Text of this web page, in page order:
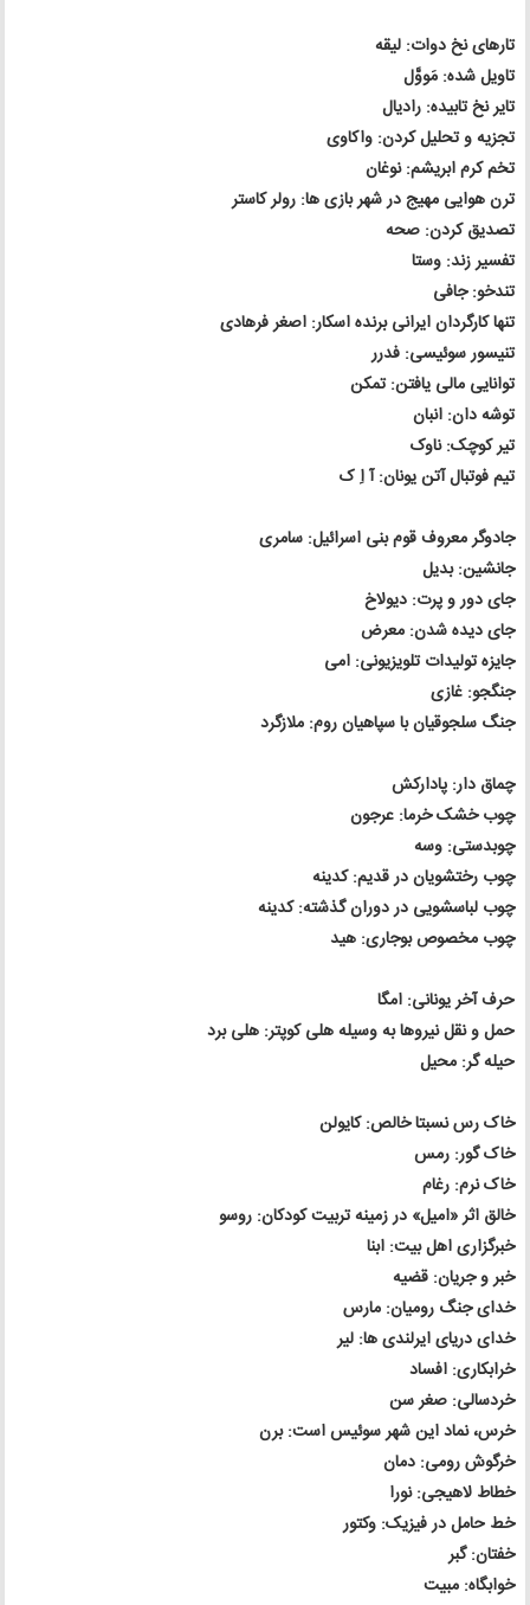
تارهای نخ دوات: لیقه
تاویل شده: مَووَّل
تایر نخ تابیده: رادیال
تجزیه و تحلیل کردن: واکاوی
تخم کرم ابریشم: نوغان
ترن هوایی مهیج در شهر بازی ها: رولر کاستر
تصدیق کردن: صحه
تفسیر زند: وستا
تندخو: جافی
تنها کارگردان ایرانی برنده اسکار: اصغر فرهادی
تنیسور سوئیسی: فدرر
توانایی مالی یافتن: تمکن
توشه دان: انبان
تیر کوچک: ناوک
تیم فوتبال آتن یونان: آ اِ ک
جادوگر معروف قوم بنی اسرائیل: سامری
جانشین: بدیل
جای دور و پرت: دیولاخ
جای دیده شدن: معرض
جایزه تولیدات تلویزیونی: امی
جنگجو: غازی
جنگ سلجوقیان با سپاهیان روم: ملازگرد
چماق دار: پادارکش
چوب خشک خرما: عرجون
چوبدستی: وسه
چوب رختشویان در قدیم: کدینه
چوب لباسشویی در دوران گذشته: کدینه
چوب مخصوص بوجاری: هید
حرف آخر یونانی: امگا
حمل و نقل نیروها به وسیله هلی کوپتر: هلی برد
حیله گر: محیل
خاک رس نسبتا خالص: کایولن
خاک گور: رمس
خاک نرم: رغام
خالق اثر «امیل» در زمینه تربیت کودکان: روسو
خبرگزاری اهل بیت: ابنا
خبر و جریان: قضیه
خدای جنگ رومیان: مارس
خدای دریای ایرلندی ها: لیر
خرابکاری: افساد
خردسالی: صغر سن
خرس، نماد این شهر سوئیس است: برن
خرگوش رومی: دمان
خطاط لاهیجی: نورا
خط حامل در فیزیک: وکتور
خفتان: گبر
خوابگاه: مبیت